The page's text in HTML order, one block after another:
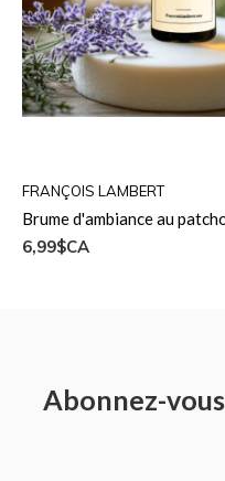
FRANÇOIS LAMBERT
Brume d'ambiance au
6,99$CA
Abonnez-